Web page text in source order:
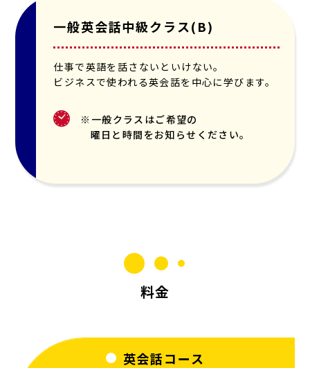
一般英会話中級クラス(B)
仕事で英語を話さないといけない。
ビジネスで使われる英会話を中心に学びます。
※一般クラスはご希望の
曜日と時間をお知らせください。
料金
英会話コース